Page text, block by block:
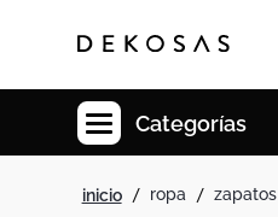
Categorías
ropa zapatos